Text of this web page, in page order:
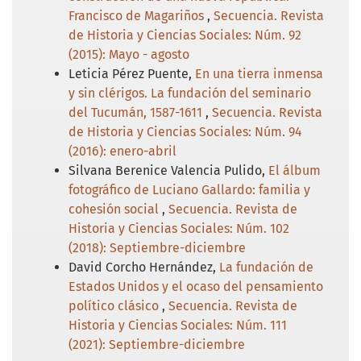
Francisco de Magariños , Secuencia. Revista
de Historia y Ciencias Sociales: Núm. 92
(2015): Mayo - agosto
Leticia Pérez Puente, En una tierra inmensa
y sin clérigos. La fundación del seminario
del Tucumán, 1587-1611 , Secuencia. Revista
de Historia y Ciencias Sociales: Núm. 94
(2016): enero-abril
Silvana Berenice Valencia Pulido, El álbum
fotográfico de Luciano Gallardo: familia y
cohesión social , Secuencia. Revista de
Historia y Ciencias Sociales: Núm. 102
(2018): Septiembre-diciembre
David Corcho Hernández, La fundación de
Estados Unidos y el ocaso del pensamiento
político clásico , Secuencia. Revista de
Historia y Ciencias Sociales: Núm. 111
(2021): Septiembre-diciembre